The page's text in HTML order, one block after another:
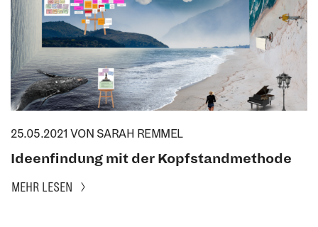
25.05.2021 VON SARAH REMMEL
Ideenfindung mit der Kopfstandmethode
MEHR LESEN